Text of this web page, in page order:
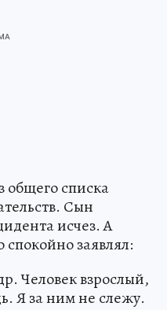
списка
Сын
исчез. А
заявлял:
Человек взрослый,
Я за ним не слежу.